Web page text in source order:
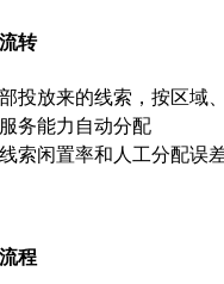
转
投放来的线索，按区域
务能力自动分配
索闲置率和人工分配误
程